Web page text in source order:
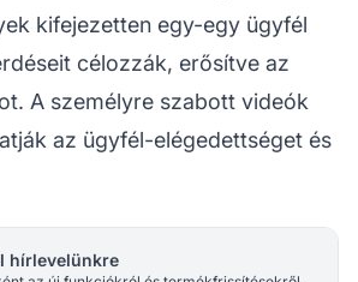
kifejezetten egy-egy ügyfél
célozzák, erősítve az
A személyre szabott videók
az ügyfél-elégedettséget és
hírlevelünkre